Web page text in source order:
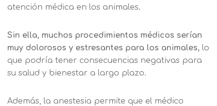
atención médica en los animales.
Sin ella, muchos procedimientos médicos serían
muy dolorosos y estresantes para los animales, lo
que podría tener consecuencias negativas para
su salud y bienestar a largo plazo.
Además, la anestesia permite que el médico